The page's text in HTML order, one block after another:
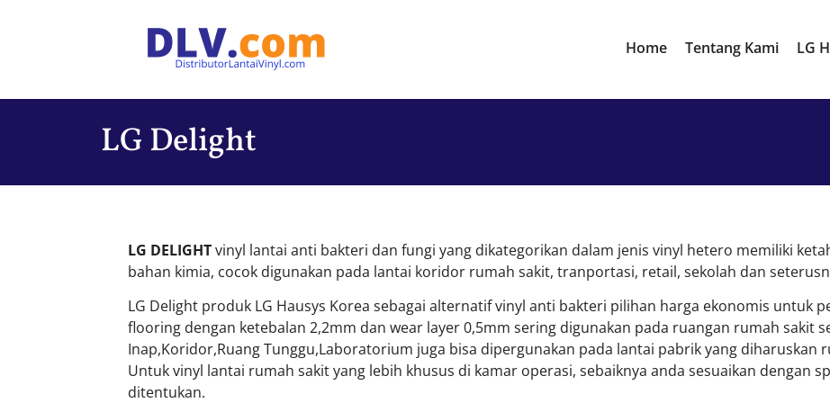
Home Tentang Kami LG
LG Delight
LG DELIGHTvinyl lantai anti bakteri dan fungi yang dikategorikan dalam jenis vinyl hetero memiliki
bahan kimia, cocok digunakan pada lantai koridor rumah sakit, tranportasi, retail, sekolah dan
LG Delight produk LG Hausys Korea sebagai alternatif vinyl anti bakteri pilihan harga ekonomis untuk
flooring dengan ketebalan 2,2mm dan wear layer 0,5mm sering digunakan pada ruangan rumah sakit
Inap,Koridor,Ruang Tunggu,Laboratorium juga bisa dipergunakan pada lantai pabrik yang diharuskan
Untuk vinyl lantai rumah sakit yang lebih khusus di kamar operasi, sebaiknya anda sesuaikan dengan
ditentukan.